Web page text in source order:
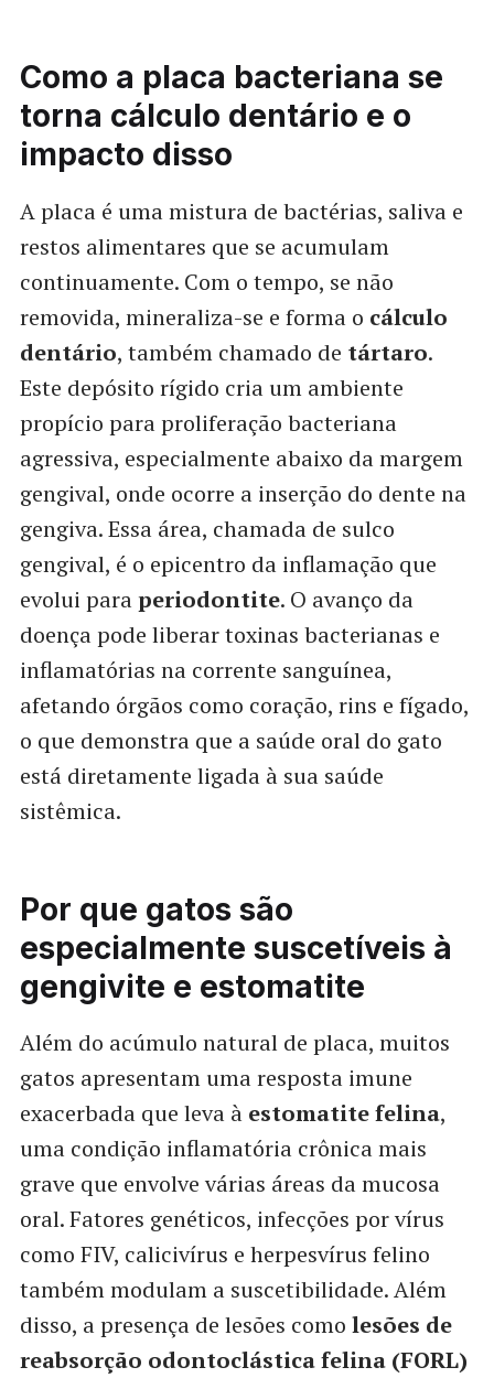
Como a placa bacteriana se
torna cálculo dentário e o
impacto disso
A placa é uma mistura de bactérias, saliva e
restos alimentares que se acumulam
continuamente. Com o tempo, se não
removida, mineraliza-se e forma o cálculo
dentário, também chamado de tártaro.
Este depósito rígido cria um ambiente
propício para proliferação bacteriana
agressiva, especialmente abaixo da margem
gengival, onde ocorre a inserção do dente na
gengiva. Essa área, chamada de sulco
gengival, é o epicentro da inflamação que
evolui paraperiodontite. O avanço da
doença pode liberar toxinas bacterianas e
inflamatórias na corrente sanguínea,
afetando órgãos como coração, rins e fígado,
o que demonstra que a saúde oral do gato
está diretamente ligada à sua saúde
sistêmica.
Por que gatos são
especialmente suscetíveis à
gengivite e estomatite
Além do acúmulo natural de placa, muitos
gatos apresentam uma resposta imune
exacerbada que leva à estomatite felina,
uma condição inflamatória crônica mais
grave que envolve várias áreas da mucosa
oral. Fatores genéticos, infecções por vírus
como FIV, calicivírus e herpesvírus felino
também modulam a suscetibilidade. Além
disso, a presença de lesões como lesões de
reabsorção odontoclástica felina (FORL)